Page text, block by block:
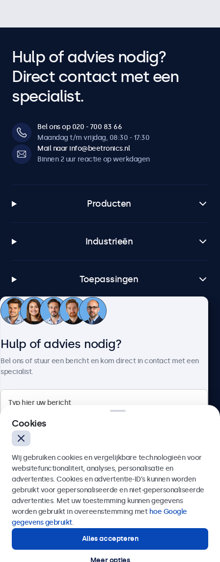
Hulp of advies nodig?
Direct contact met een
specialist.
Bel ons op 020 - 700 83 66
Maandag t/m vrijdag, 08:30 - 17:30
Mail naar info@beetronics.nl
Binnen 2 uur reactie op werkdagen
Producten
Industrieën
Toepassingen
Klantenservice
4.8/5 door 5000+ bedrijven
Nederlands
Hulp of advies nodig?
Bel ons of stuur een bericht en kom direct in contact met een
specialist.
Verzenden
Of bel ons op
Hulp of advies nodig?
Direct contact met een specialist.
Cookies
Wij gebruiken cookies en vergelijkbare technologieën voor
websitefunctionaliteit, analyses, personalisatie en
advertenties. Cookies en advertentie-ID’s kunnen worden
gebruikt voor gepersonaliseerde en niet-gepersonaliseerde
advertenties. Met uw toestemming kunnen gegevens
worden gebruikt in overeenstemming met hoe Google
gegevens gebruikt.
Alles accepteren
Meer opties